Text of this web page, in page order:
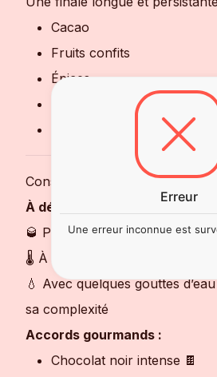
Cacao
Fruits confits
Épices
Notes légèrement grillées
Conseils de Dégustation
À déguster :
🥃 Pur dans un verre tulipe ou
🌡️ À température ambiante
💧 Avec quelques gouttes
sa complexité
Accords gourmands :
Chocolat noir intense 🍫
Erreur
Une erreur inconnue est